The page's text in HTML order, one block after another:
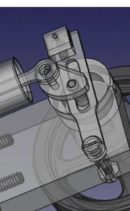
Negocios
Rankings 3D
Softwares 3D
Vídeos